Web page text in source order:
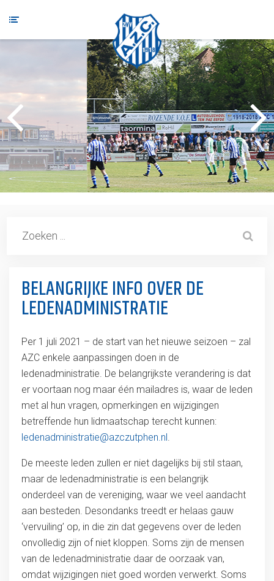
BELANGRIJKE INFO OVER DE
LEDENADMINISTRATIE
Per 1 juli 2021 – de start van het nieuwe seizoen – zal
AZC enkele aanpassingen doen in de
ledenadministratie. De belangrijkste verandering is dat
er voortaan nog maar één mailadres is, waar de leden
met al hun vragen, opmerkingen en wijzigingen
betreffende hun lidmaatschap terecht kunnen:
ledenadministratie@azczutphen.nl.
De meeste leden zullen er niet dagelijks bij stil staan,
maar de ledenadministratie is een belangrijk
onderdeel van de vereniging, waar we veel aandacht
aan besteden. Desondanks treedt er helaas gauw
‘vervuiling’ op, in die zin dat gegevens over de leden
onvolledig zijn of niet kloppen. Soms zijn de mensen
van de ledenadministratie daar de oorzaak van,
omdat wijzigingen niet goed worden verwerkt. Soms